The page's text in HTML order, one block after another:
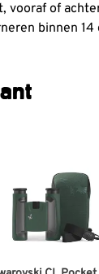
vooraf of
binnen 14